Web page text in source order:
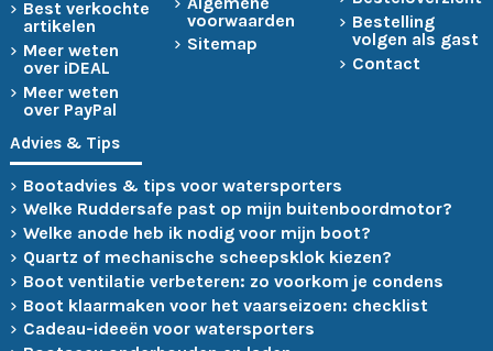
Best verkochte
artikelen
Meer weten
over iDEAL
Meer weten
over PayPal
voorwaarden
Sitemap
Bestelling
volgen als gast
Contact
Advies & Tips
Bootadvies & tips voor watersporters
Welke Ruddersafe past op mijn buitenboordmotor?
Welke anode heb ik nodig voor mijn boot?
Quartz of mechanische scheepsklok kiezen?
Boot ventilatie verbeteren: zo voorkom je condens
Boot klaarmaken voor het vaarseizoen: checklist
Cadeau-ideeën voor watersporters